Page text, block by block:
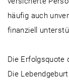
häufig auch
finanziell
Die Erfolgsquote
Die